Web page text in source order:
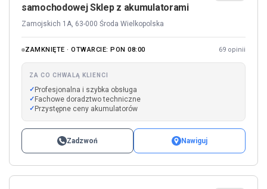
samochodowej Sklep z akumulatorami
Zamojskich 1A, 63-000 Środa Wielkopolska
ZAMKNIĘTE · OTWARCIE: PON 08:00 69 opinii
ZA CO CHWALĄ KLIENCI
Profesjonalna i szybka obsługa
Fachowe doradztwo techniczne
Przystępne ceny akumulatorów
Zadzwoń Nawiguj